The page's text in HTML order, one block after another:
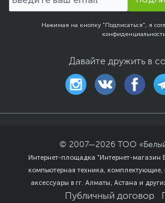
Нажимая на кнопку "Подписаться", я
Давайте дружить в
© 2007—2026 ТОО
Интернет-площадка "Интернет-магазин
компьютерная техника,
аксессуары в гг. Алматы, Астана и
Публичный договор